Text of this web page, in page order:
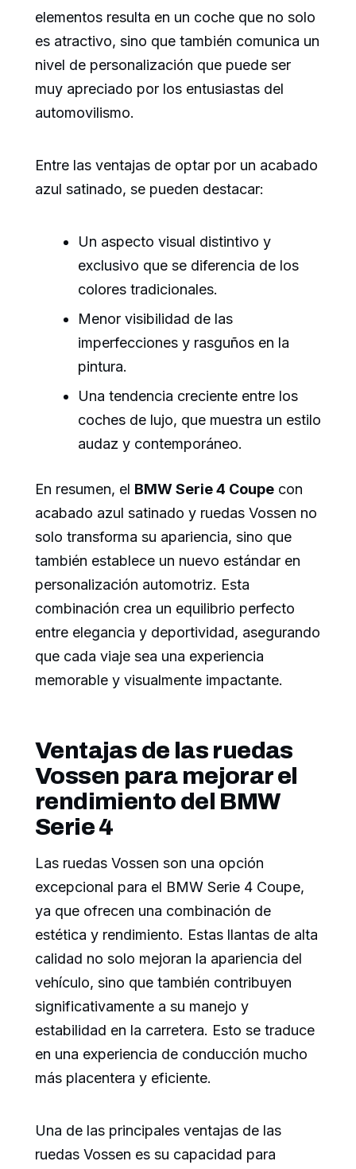
elementos resulta en un coche que no solo
es atractivo, sino que también comunica un
nivel de personalización que puede ser
muy apreciado por los entusiastas del
automovilismo.
Entre las ventajas de optar por un acabado
azul satinado, se pueden destacar:
Un aspecto visual distintivo y
exclusivo que se diferencia de los
colores tradicionales.
Menor visibilidad de las
imperfecciones y rasguños en la
pintura.
Una tendencia creciente entre los
coches de lujo, que muestra un estilo
audaz y contemporáneo.
En resumen, el BMW Serie 4 Coupe con
acabado azul satinado y ruedas Vossen no
solo transforma su apariencia, sino que
también establece un nuevo estándar en
personalización automotriz. Esta
combinación crea un equilibrio perfecto
entre elegancia y deportividad, asegurando
que cada viaje sea una experiencia
memorable y visualmente impactante.
Ventajas de las ruedas
Vossen para mejorar el
rendimiento del BMW
Serie 4
Las ruedas Vossen son una opción
excepcional para el BMW Serie 4 Coupe,
ya que ofrecen una combinación de
estética y rendimiento. Estas llantas de alta
calidad no solo mejoran la apariencia del
vehículo, sino que también contribuyen
significativamente a su manejo y
estabilidad en la carretera. Esto se traduce
en una experiencia de conducción mucho
más placentera y eficiente.
Una de las principales ventajas de las
ruedas Vossen es su capacidad para